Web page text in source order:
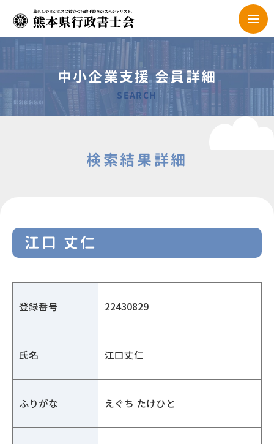
中小企業支援 会員詳細
SEARCH
検索結果詳細
江口 丈仁
登録番号 22430829
氏名 江口丈仁
ふりがな えぐち たけひと